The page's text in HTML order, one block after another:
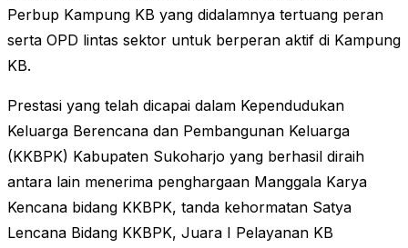
Perbup Kampung KB yang didalamnya tertuang peran
serta OPD lintas sektor untuk berperan aktif di Kampung
KB.
Prestasi yang telah dicapai dalam Kependudukan
Keluarga Berencana dan Pembangunan Keluarga
(KKBPK) Kabupaten Sukoharjo yang berhasil diraih
antara lain menerima penghargaan Manggala Karya
Kencana bidang KKBPK, tanda kehormatan Satya
Lencana Bidang KKBPK, Juara I Pelayanan KB